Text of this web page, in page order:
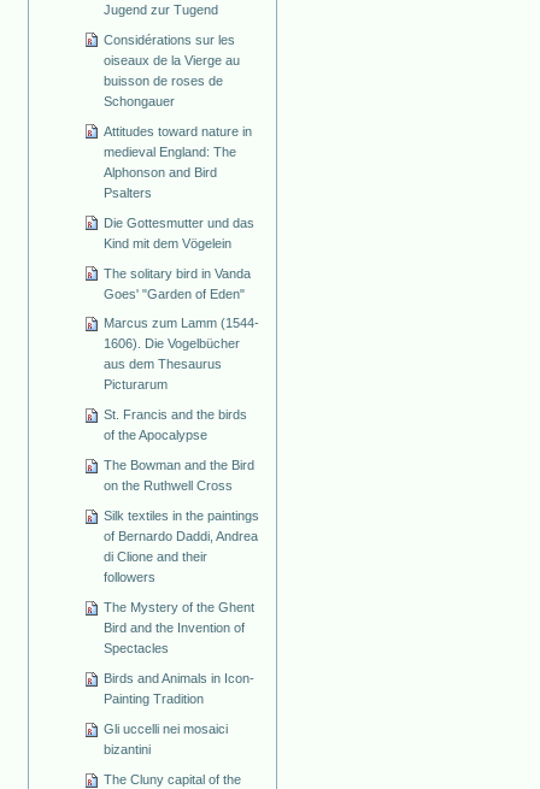
Jugend zur Tugend
Considérations sur les
oiseaux de la Vierge au
buisson de roses de
Schongauer
Attitudes toward nature in
medieval England: The
Alphonson and Bird
Psalters
Die Gottesmutter und das
Kind mit dem Vögelein
The solitary bird in Vanda
Goes' "Garden of Eden"
Marcus zum Lamm (1544-
1606). Die Vogelbücher
aus dem Thesaurus
Picturarum
St. Francis and the birds
of the Apocalypse
The Bowman and the Bird
on the Ruthwell Cross
Silk textiles in the paintings
of Bernardo Daddi, Andrea
di Clione and their
followers
The Mystery of the Ghent
Bird and the Invention of
Spectacles
Birds and Animals in Icon-
Painting Tradition
Gli uccelli nei mosaici
bizantini
The Cluny capital of the